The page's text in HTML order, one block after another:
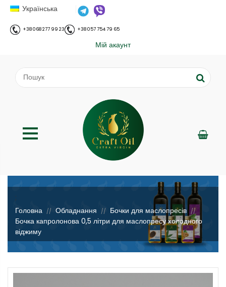
Українська
+38 068 277 99 23 +38 057 754 79 65
Мій акаунт
;
Головна // Обладнання // Бочки для маслопресів //
Бочка капролонова 0,5 літри для маслопресу холодного
віджиму